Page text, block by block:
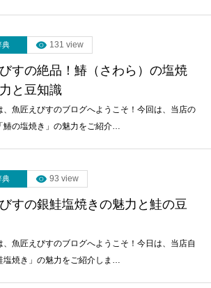
典 131 view
すの絶品！鰆（さわら）の塩焼
と豆知識
、魚匠えびすのブログへようこそ！今回は、当店の
鰆の塩焼き」の魅力をご紹介…
典 93 view
すの銀鮭塩焼きの魅力と鮭の豆
、魚匠えびすのブログへようこそ！今日は、当店自
塩焼き」の魅力をご紹介しま…